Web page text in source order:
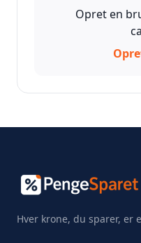
Opret en
Hver krone, du sparer, er